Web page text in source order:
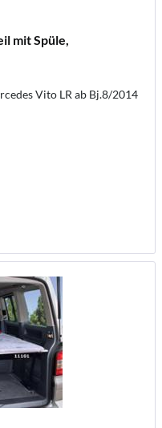
mit Spüle,
Vito LR ab Bj.8/2014